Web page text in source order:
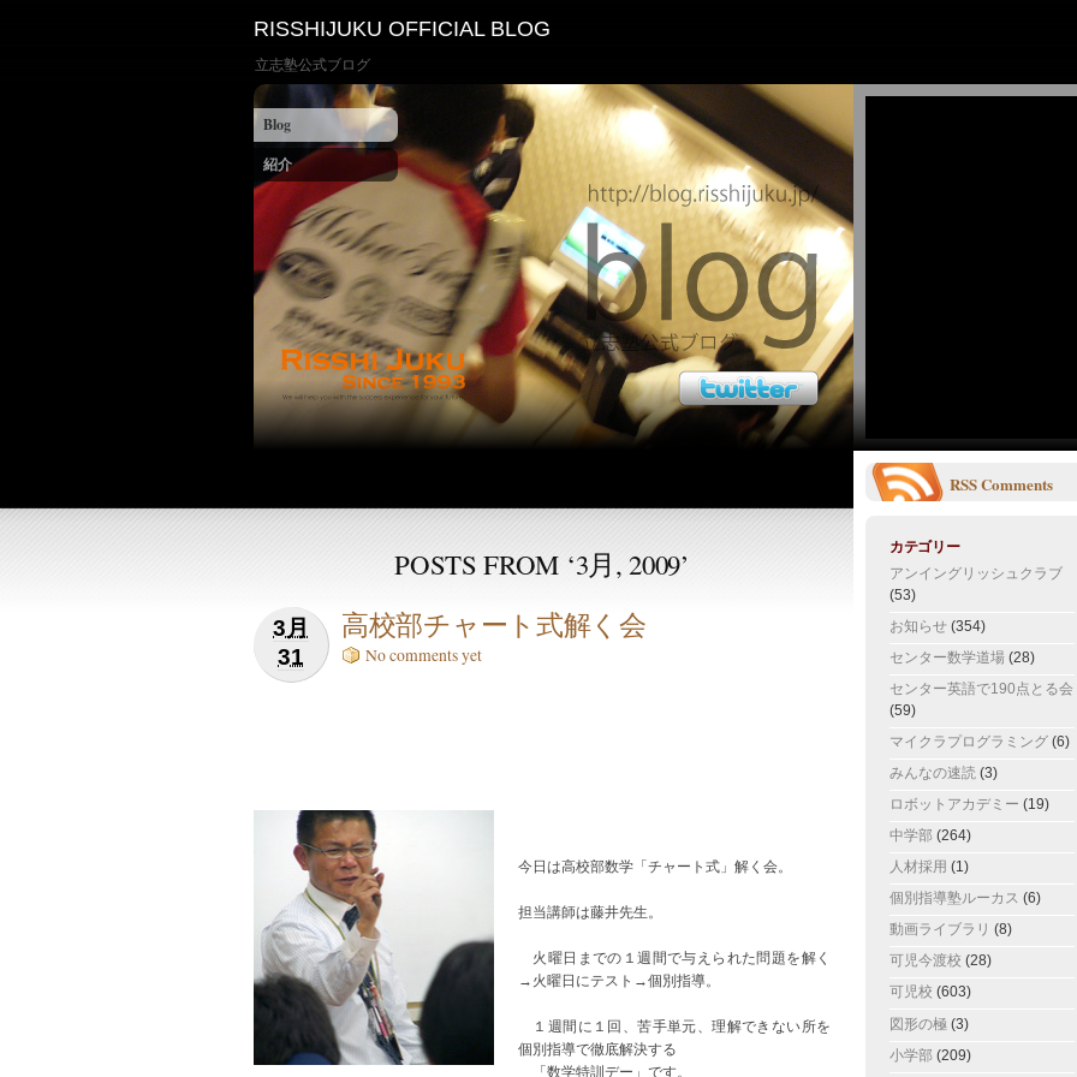
RISSHIJUKU OFFICIAL BLOG
立志塾公式ブログ
Blog
紹介
POSTS FROM ‘3月, 2009’
3月
31
高校部チャート式解く会
No comments yet
今日は高校部数学「チャート式」解く会。
担当講師は藤井先生。
火曜日までの１週間で与えられた問題を解く
→火曜日にテスト→個別指導。
１週間に１回、苦手単元、理解できない所を
個別指導で徹底解決する
「数学特訓デー」です。
RSSComments
カテゴリー
アンイングリッシュクラブ
(53)
お知らせ (354)
センター数学道場 (28)
センター英語で190点とる会
(59)
マイクラプログラミング (6)
みんなの速読 (3)
ロボットアカデミー (19)
中学部 (264)
人材採用 (1)
個別指導塾ルーカス (6)
動画ライブラリ (8)
可児今渡校 (28)
可児校 (603)
図形の極 (3)
小学部 (209)